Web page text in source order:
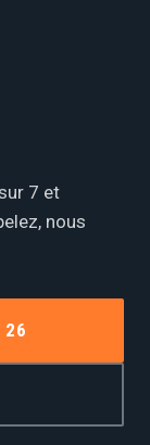
7 et
nous
26